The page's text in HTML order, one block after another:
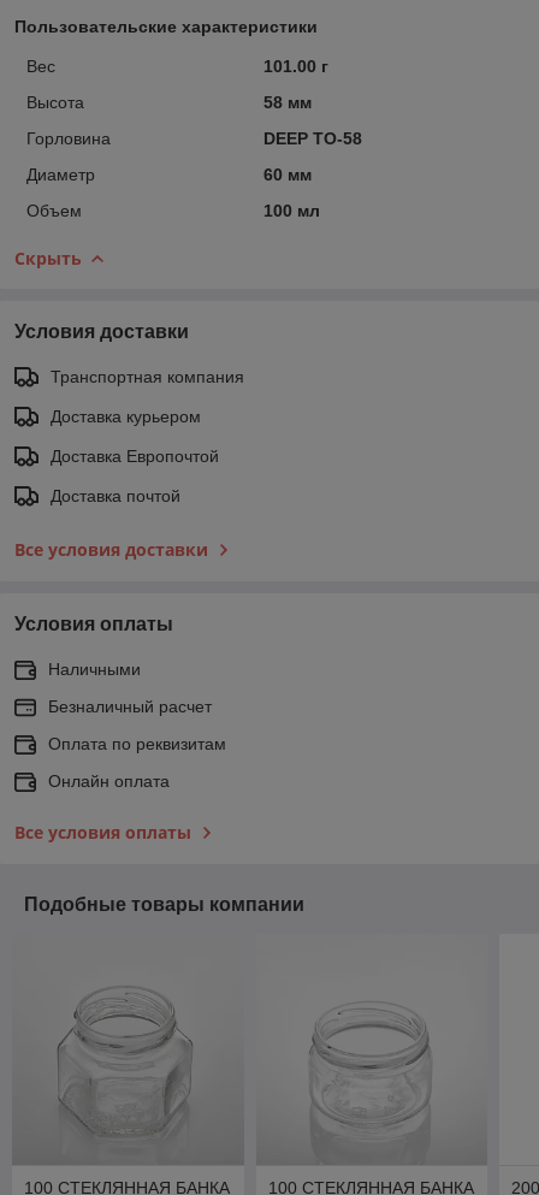
Пользовательские характеристики
Вес
101.00 г
Высота
58 мм
Горловина
DEEP ТО-58
Диаметр
60 мм
Объем
100 мл
Скрыть
Условия доставки
Транспортная компания
Доставка курьером
Доставка Европочтой
Доставка почтой
Все условия доставки
Условия оплаты
Наличными
Безналичный расчет
Оплата по реквизитам
Онлайн оплата
Все условия оплаты
Подобные товары компании
100 СТЕКЛЯННАЯ БАНКА 100 СТЕКЛЯННАЯ БАНКА